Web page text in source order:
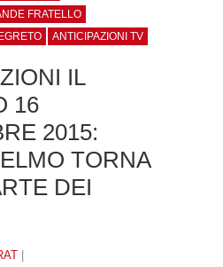
FRATELLO
ANTICIPAZIONI TV
IL
16
2015:
TORNA
DEI